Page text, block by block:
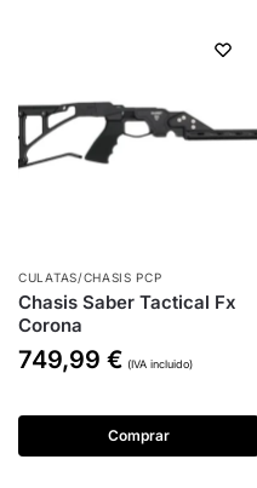
CULATAS/CHASIS PCP
Chasis Saber Tactical Fx
Corona
749,99 € (IVA incluido)
Comprar